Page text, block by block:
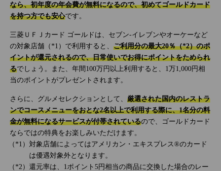
なら、初年度の年会費が無料になるので、初めてゴールドカード
を持つ方でも安心です。
三菱ＵＦＪカード ゴールドは、セブン‐イレブンやオーケーなど
の対象店舗（*1）で利用すると、 ご利用分の最大20％（*2）のポ
イントが還元されるので、日常使いでお得にポイントをためられ
るでしょう。また、年間100万円以上利用すると、1万1,000円相
当のポイントがプレゼントされます。
さらに、グルメセレクションとして、 厳選された国内のレストラ
ンでコースメニューをおとな2名以上で利用する際に、1名分の料
金が無料になるサービスが付帯されているので、ゴールドカード
ならではの特典をお楽しみいただけます。
対象店舗によってはアメリカン・エキスプレス®のカード
は優遇対象外となります。
還元率は、1ポイント5円相当の商品に交換した場合のレー